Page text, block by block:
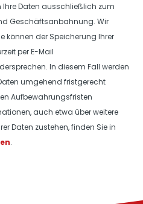
Daten ausschließlich zum
Geschäftsanbahnung. Wir
können der Speicherung Ihrer
per E-Mail
In diesem Fall werden
umgehend fristgerecht
Aufbewahrungsfristen
auch etwa über weitere
Daten zustehen, finden Sie in
.